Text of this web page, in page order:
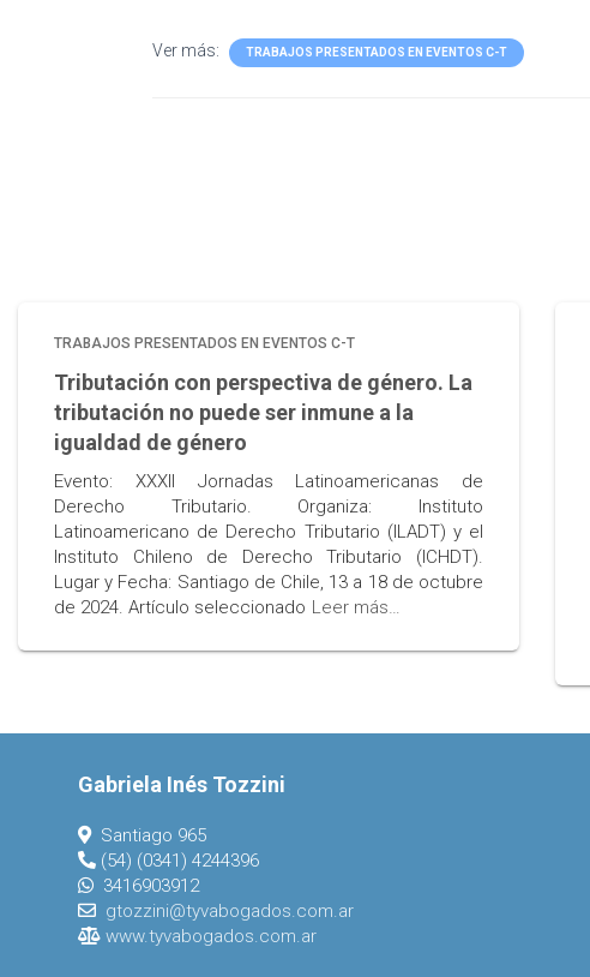
Ver más: TRABAJOS PRESENTADOS EN EVENTOS C-T
TRABAJOS PRESENTADOS EN EVENTOS C-T
Tributación con perspectiva de género. La
tributación no puede ser inmune a la
igualdad de género
Evento: XXXII Jornadas Latinoamericanas de
Derecho Tributario. Organiza: Instituto
Latinoamericano de Derecho Tributario (ILADT) y el
Instituto Chileno de Derecho Tributario (ICHDT).
Lugar y Fecha: Santiago de Chile, 13 a 18 de octubre
de 2024. Artículo seleccionado Leer más…
Gabriela Inés Tozzini
Santiago 965
(54) (0341) 4244396
3416903912
gtozzini@tyvabogados.com.ar
www.tyvabogados.com.ar